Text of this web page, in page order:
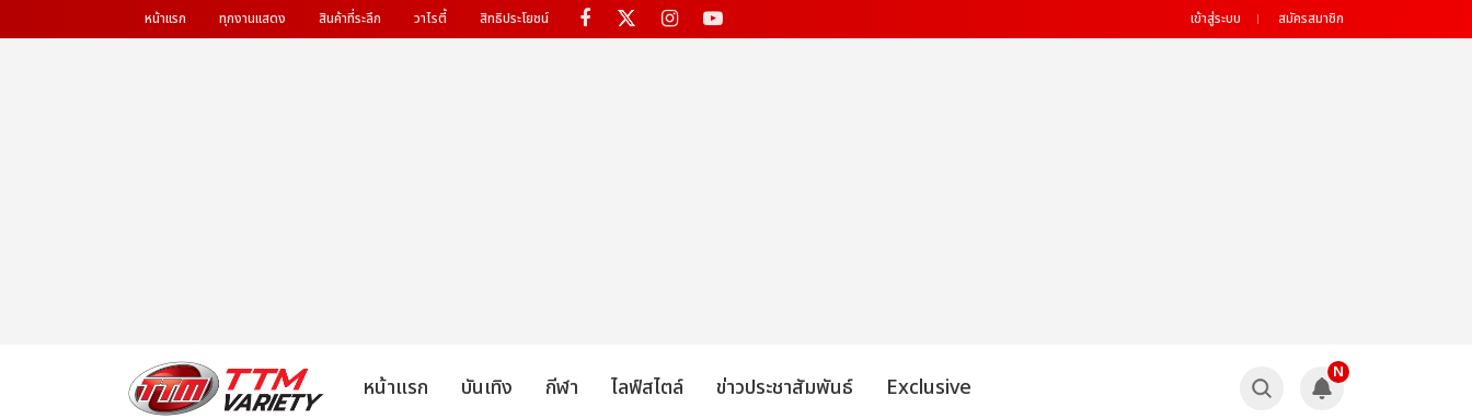
หน้าแรก ทุกงานแสดง สินค้าที่ระลึก วาไรตี้ สิทธิประโยชน์ เข้าสู่ระบบ สมัครสมาชิก
หน้าแรก บันเทิง กีฬา ไลฟ์สไตล์ ข่าวประชาสัมพันธ์ Exclusive
N